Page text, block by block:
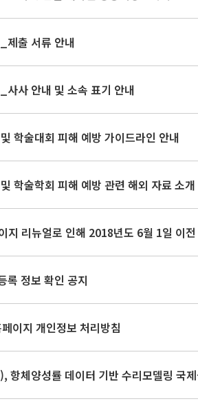
제출 서류 안내
사사 안내 및 소속 표기 안내
학술대회 피해 예방 가이드라인 안내
학술학회 피해 예방 관련 해외 자료 소개
록 정보 확인 공지
이지 개인정보 처리방침
항체양성률 데이터 기반 수리모델링 국